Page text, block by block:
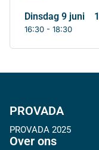
dinsdag 9 juni
16:30 - 18:30
PROVADA
PROVADA 2025
Over ons